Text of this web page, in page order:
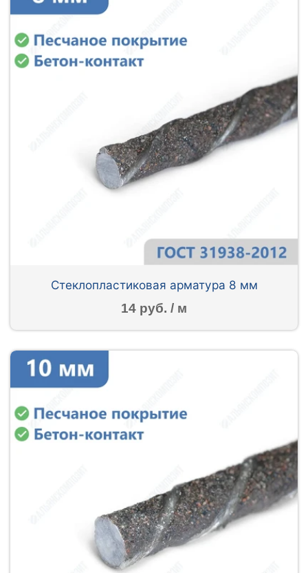
Стеклопластиковая арматура 8 мм
14 руб. / м